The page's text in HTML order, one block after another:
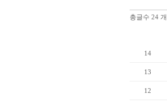
총글수 24
14
13
12